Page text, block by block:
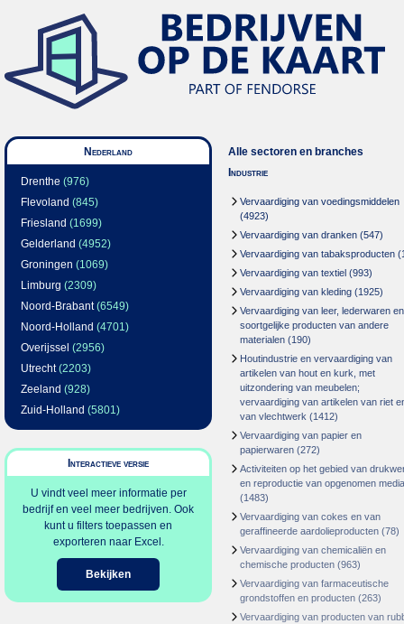
Nederland
Drenthe (976)
Flevoland (845)
Friesland (1699)
Gelderland (4952)
Groningen (1069)
Limburg (2309)
Noord-Brabant(6549)
Noord-Holland (4701)
Overijssel (2956)
Utrecht(2203)
Zeeland (928)
Zuid-Holland (5801)
Interactieve versie
U vindt veel meer informatie per
bedrijf en veel meer bedrijven. Ook
kunt u filters toepassen en
exporteren naar Excel.
Bekijken
Alle sectoren en branches
Industrie
Vervaardiging van voedingsmiddelen
(4923)
Vervaardiging van dranken (547)
Vervaardiging van tabaksproducten
Vervaardiging van textiel (993)
Vervaardiging van kleding (1925)
Vervaardiging van leer, lederwaren en
soortgelijke producten van andere
materialen (190)
Houtindustrie en vervaardiging van
artikelen van hout en kurk, met
uitzondering van meubelen;
vervaardiging van artikelen van riet
van vlechtwerk (1412)
Vervaardiging van papier en
papierwaren (272)
Activiteiten op het gebied van
en reproductie van opgenomen media
(1483)
Vervaardiging van cokes en van
geraffineerde aardolieproducten (78)
Vervaardiging van chemicaliën en
chemische producten (963)
Vervaardiging van farmaceutische
grondstoffen en producten (263)
Vervaardiging van producten van